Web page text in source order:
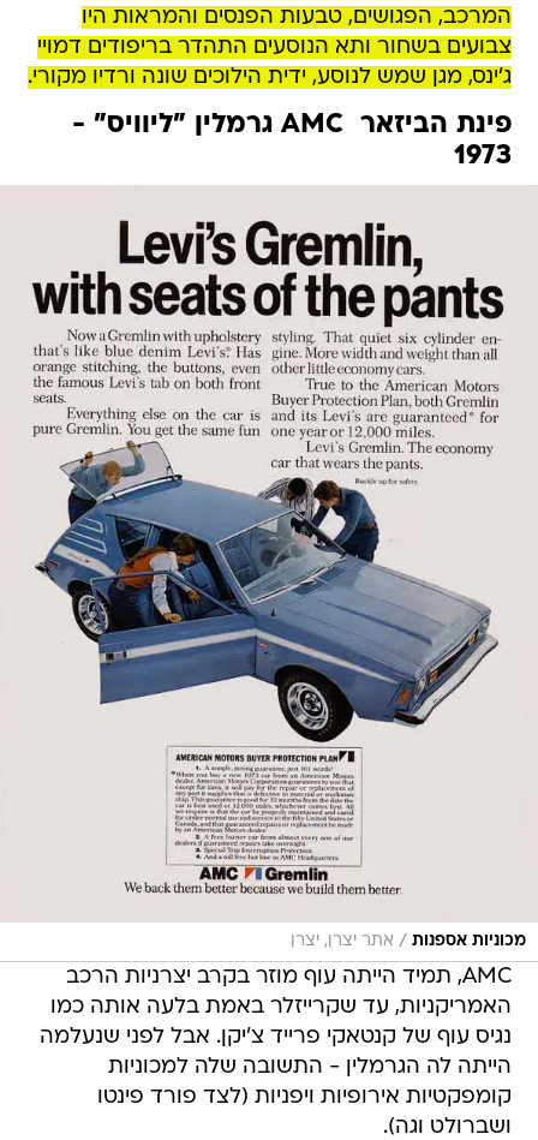
המרכב, הפגושים, טבעות הפנסים והמראות היו
צבועים בשחור ותא הנוסעים התהדר בריפודים דמויי
ג'ינס, מגן שמש לנוסע, ידית הילוכים שונה ורדיו מקורי.
פינת הביזאר  AMC גרמלין "ליוויס" -
1973
מכוניות אספנות / אתר יצרן, יצרן
AMC, תמיד הייתה עוף מוזר בקרב יצרניות הרכב
האמריקניות, עד שקרייזלר באמת בלעה אותה כמו
נגיס עוף של קנטאקי פרייד צ'יקן. אבל לפני שנעלמה
הייתה לה הגרמלין - התשובה שלה למכוניות
קומפקטיות אירופיות ויפניות (לצד פורד פינטו
ושברולט וגה).